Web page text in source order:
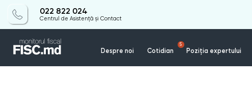
022 822 024
Centrul de Asistență și Contact
Despre noi Cotidian
5
Poziția expertului